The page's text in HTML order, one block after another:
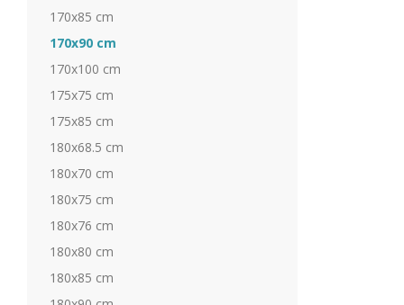
170x85 cm
170x90 cm
170x100 cm
175x75 cm
175x85 cm
180x68.5 cm
180x70 cm
180x75 cm
180x76 cm
180x80 cm
180x85 cm